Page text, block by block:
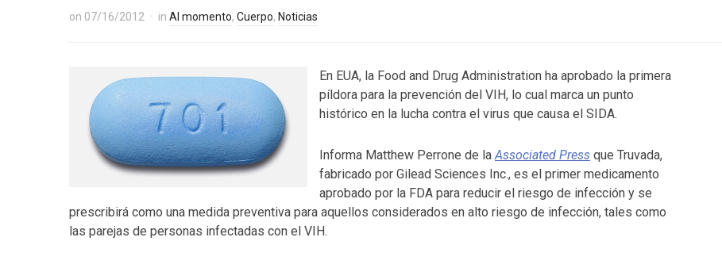
on 07/16/2012 in Al momento, Cuerpo, Noticias
En EUA, la Food and Drug Administration ha aprobado la primera
píldora para la prevención del VIH, lo cual marca un punto
histórico en la lucha contra el virus que causa el SIDA.
Informa Matthew Perrone de laAssociated Press que Truvada,
fabricado por Gilead Sciences Inc., es el primer medicamento
aprobado por la FDA para reducir el riesgo de infección y se
prescribirá como una medida preventiva para aquellos considerados en alto riesgo de infección, tales como
las parejas de personas infectadas con el VIH.